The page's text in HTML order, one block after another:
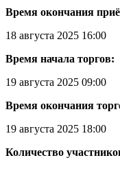
Время окончания
18 августа 2025 16:00
Время начала торгов:
19 августа 2025 09:00
Время окончания
19 августа 2025 18:00
Количество